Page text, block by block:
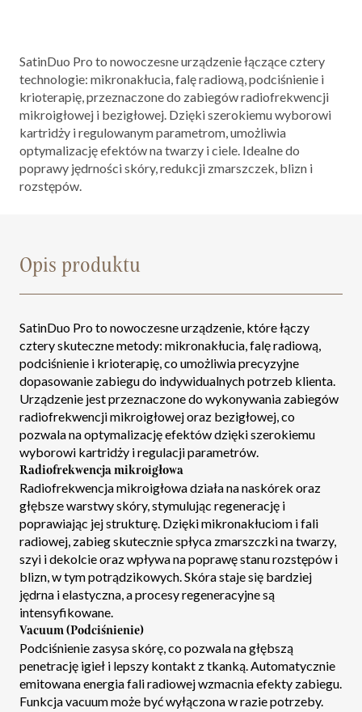
SatinDuo Pro to nowoczesne urządzenie łączące cztery
technologie: mikronakłucia, falę radiową, podciśnienie i
krioterapię, przeznaczone do zabiegów radiofrekwencji
mikroigłowej i bezigłowej. Dzięki szerokiemu wyborowi
kartridży i regulowanym parametrom, umożliwia
optymalizację efektów na twarzy i ciele. Idealne do
poprawy jędrności skóry, redukcji zmarszczek, blizn i
rozstępów.
Opis produktu
SatinDuo Pro to nowoczesne urządzenie, które łączy
cztery skuteczne metody: mikronakłucia, falę radiową,
podciśnienie i krioterapię, co umożliwia precyzyjne
dopasowanie zabiegu do indywidualnych potrzeb klienta.
Urządzenie jest przeznaczone do wykonywania zabiegów
radiofrekwencji mikroigłowej oraz bezigłowej, co
pozwala na optymalizację efektów dzięki szerokiemu
wyborowi kartridży i regulacji parametrów.
Radiofrekwencja mikroigłowa
Radiofrekwencja mikroigłowa działa na naskórek oraz
głębsze warstwy skóry, stymulując regenerację i
poprawiając jej strukturę. Dzięki mikronakłuciom i fali
radiowej, zabieg skutecznie spłyca zmarszczki na twarzy,
szyi i dekolcie oraz wpływa na poprawę stanu rozstępów i
blizn, w tym potrądzikowych. Skóra staje się bardziej
jędrna i elastyczna, a procesy regeneracyjne są
intensyfikowane.
Vacuum (Podciśnienie)
Podciśnienie zasysa skórę, co pozwala na głębszą
penetrację igieł i lepszy kontakt z tkanką. Automatycznie
emitowana energia fali radiowej wzmacnia efekty zabiegu.
Funkcja vacuum może być wyłączona w razie potrzeby.